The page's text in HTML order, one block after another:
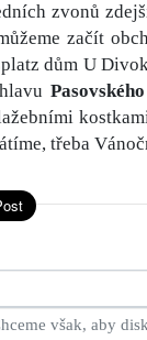
zvonů
začít
dům U
třeba